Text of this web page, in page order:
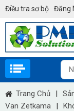
Điều tra sơ bộ Đăng
Trang Chủ |
Van Zetkama
|